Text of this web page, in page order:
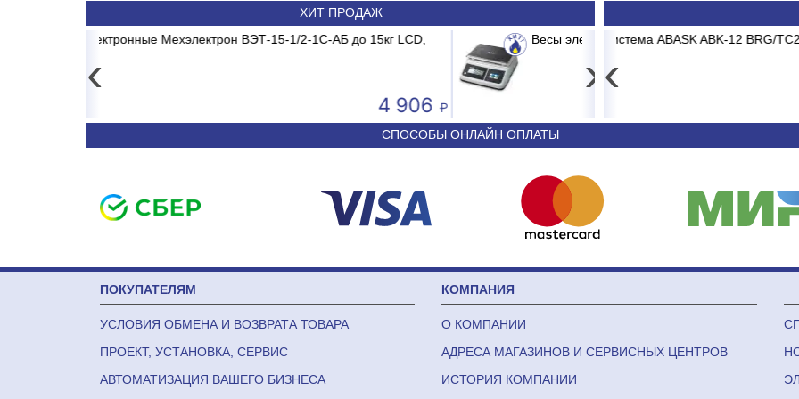
ХИТ ПРОДАЖ
1С-АБ до 15кг LCD,
Весы электронные CAS PRII -15CD до 15 кг 2/5г Картридж мех.очистки
‹ ›
INVERTER
Сплит-система ABASK ABK-12 BRG/TC2/E1 BURGOS BLACK Сплит-
‹
СПОСОБЫ ОНЛАЙН ОПЛАТЫ
ПОКУПАТЕЛЯМ
УСЛОВИЯ ОБМЕНА И ВОЗВРАТА ТОВАРА
ПРОЕКТ, УСТАНОВКА, СЕРВИС
АВТОМАТИЗАЦИЯ ВАШЕГО БИЗНЕСА
КОМПАНИЯ
О КОМПАНИИ
АДРЕСА МАГАЗИНОВ И СЕРВИСНЫХ ЦЕНТРОВ
ИСТОРИЯ КОМПАНИИ